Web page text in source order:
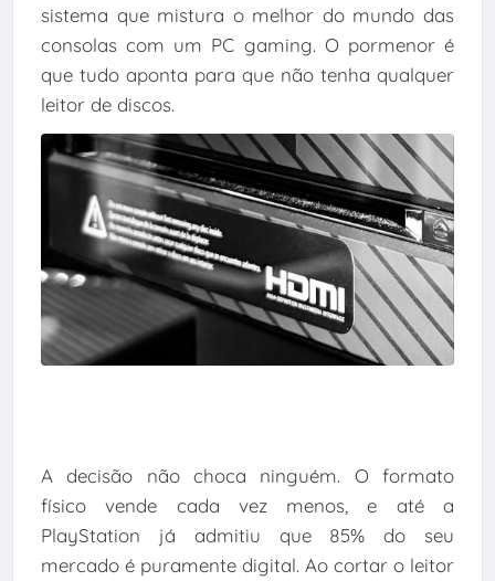
sistema que mistura o melhor do mundo das
consolas com um PC gaming. O pormenor é
que tudo aponta para que não tenha qualquer
leitor de discos.
A decisão não choca ninguém. O formato
físico vende cada vez menos, e até a
PlayStation já admitiu que 85% do seu
mercado é puramente digital. Ao cortar o leitor